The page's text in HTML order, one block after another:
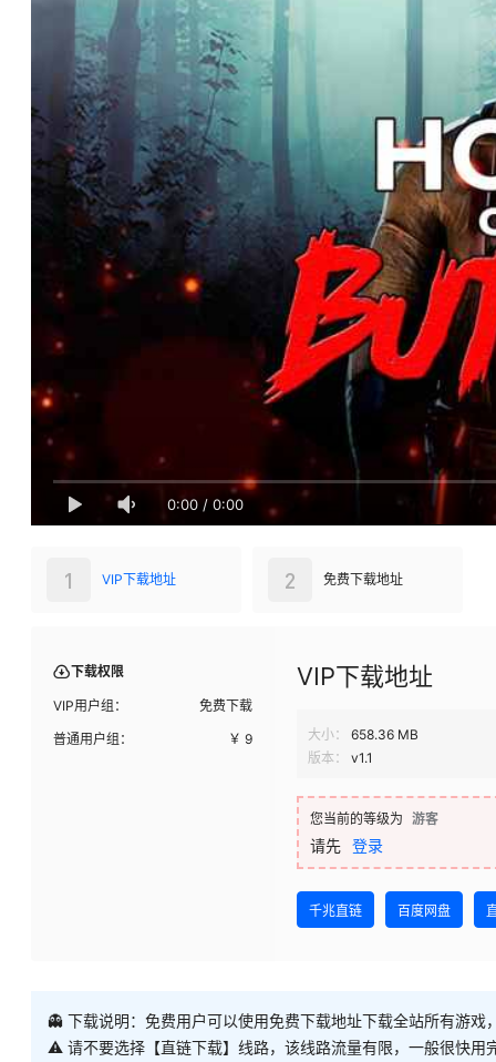
0:00 / 0:00
VIP下载地址
1 免费下载地址
2
下载权限
VIP用户组：
免费下载
普通用户组：
￥ 9
VIP下载地址
大小：
658.36 MB
版本：
v1.1
您当前的等级为 游客
请先 登录
千兆直链 百度网盘
👻 下载说明：免费用户可以使用免费下载地址下载全站所有游
⚠ 请不要选择【直链下载】线路，该线路流量有限，一般很快用